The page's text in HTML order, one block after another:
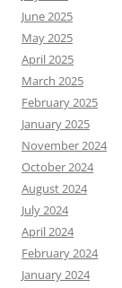
June 2025
May 2025
April 2025
March 2025
February 2025
January 2025
November 2024
October 2024
August 2024
July 2024
April 2024
February 2024
January 2024